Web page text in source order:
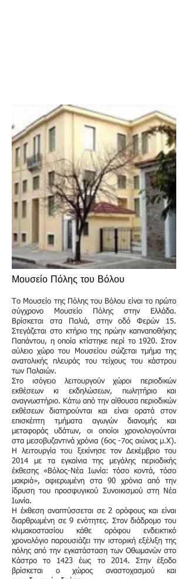
Μουσείο Πόλης του Βόλου
Το Μουσείο της Πόλης του Βόλου είναι το πρώτο
σύγχρονο Μουσείο Πόλης στην Ελλάδα.
Βρίσκεται στα Παλιά, στην οδό Φερών 15.
Στεγάζεται στο κτήριο της πρώην καπναποθήκης
Παπάντου, η οποία κτίστηκε περί το 1920. Στον
αύλειο χώρο του Μουσείου σώζεται τμήμα της
ανατολικής πλευράς του τείχους του κάστρου
των Παλαιών.
Στο ισόγειο λειτουργούν χώροι περιοδικών
εκθέσεων κι εκδηλώσεων, πωλητήριο και
αναγνωστήριο. Κάτω από την αίθουσα περιοδικών
εκθέσεων διατηρούνται και είναι ορατά στον
επισκέπτη τμήματα αγωγών διανομής και
μεταφοράς υδάτων, οι οποίοι χρονολογούνται
στα μεσοβυζαντινά χρόνια (6ος -7ος αιώνας μ.Χ).
Η λειτουργία του ξεκίνησε τον Δεκέμβριο του
2014 με τα εγκαίνια της μεγάλης περιοδικής
έκθεσης «Βόλος-Νέα Ιωνία: τόσο κοντά, τόσο
μακριά», αφιερωμένη στα 90 χρόνια από την
ίδρυση του προσφυγικού Συνοικισμού στη Νέα
Ιωνία.
Η έκθεση αναπτύσσεται σε 2 ορόφους και είναι
διαρθρωμένη σε 9 ενότητες. Στον διάδρομο του
κλιμακοστασίου κάθε ορόφου ενδεικτικό
χρονολόγιο παρουσιάζει την ιστορική εξέλιξη της
πόλης από την εγκατάσταση των Οθωμανών στο
Κάστρο το 1423 έως το 2014. Στην έξοδο
βρίσκεται ο χώρος αναστοχασμού και